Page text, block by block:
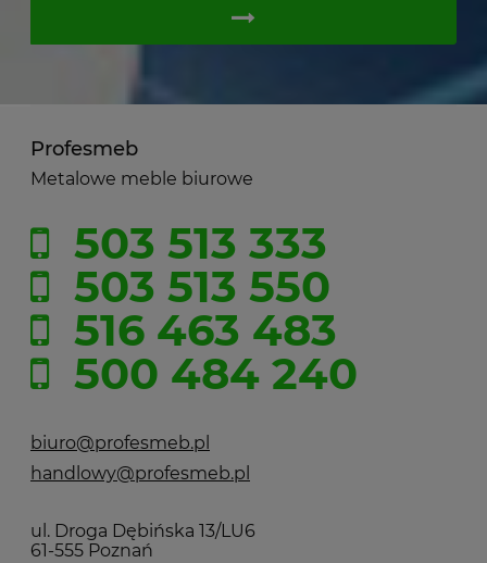
Profesmeb
Metalowe meble biurowe
503 513 333
503 513 550
516 463 483
500 484 240
biuro@profesmeb.pl
handlowy@profesmeb.pl
ul. Droga Dębińska 13/LU6
61-555 Poznań